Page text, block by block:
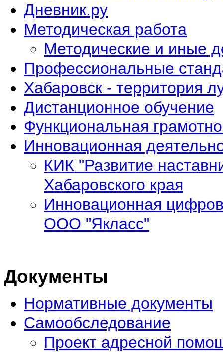
Дневник.ру
Методическая работа
Методические и иные
Профессиональные
Хабаровск - территория
Дистанционное обучение
Функциональная
Инновационная
КИК "Развитие
Хабаровского края
Инновационная
ООО "Якласс"
Документы
Нормативные документы
Самообследование
Проект адресной